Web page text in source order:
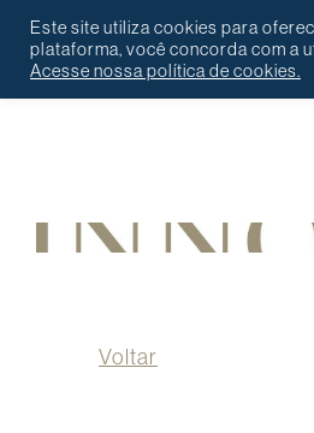
Português English
Voltar
Este site utiliza cookies para
plataforma, você concorda com a
Acesse nossa política de cookies.